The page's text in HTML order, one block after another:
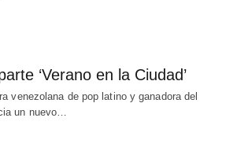
‘Verano en la Ciudad’
venezolana de pop latino y ganadora del
un nuevo…